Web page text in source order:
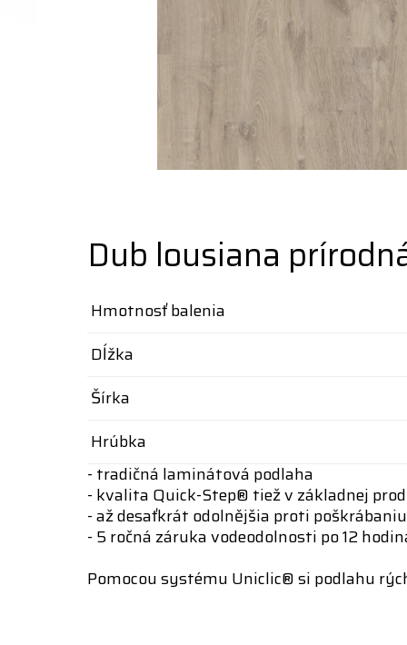
Dub lousiana
Hmotnosť balenia
Dĺžka
Šírka
Hrúbka
- tradičná laminátová podlaha
- kvalita Quick-Step® tiež v základnej
- až desaťkrát odolnějšia proti
- 5 ročná záruka vodeodolnosti po 12
Pomocou systému Uniclic® si podlahu